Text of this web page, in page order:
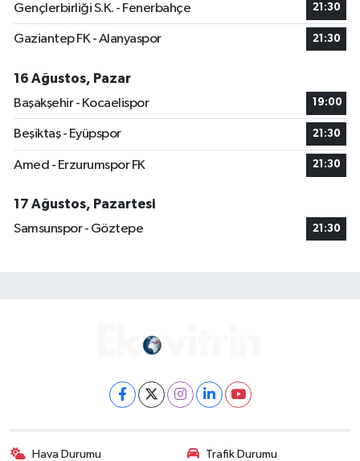
Gençlerbirliği S.K. - Fenerbahçe 21:30
Gaziantep FK - Alanyaspor 21:30
16 Ağustos, Pazar
Başakşehir - Kocaelispor
19:00
Beşiktaş - Eyüpspor 21:30
Amed - Erzurumspor FK 21:30
17 Ağustos, Pazartesi
Samsunspor - Göztepe
21:30
Hava Durumu Trafik Durumu